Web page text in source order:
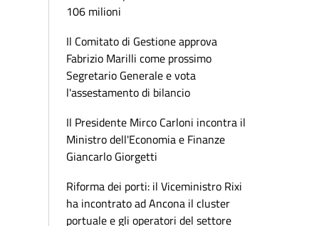
106 milioni
Il Comitato di Gestione approva
Fabrizio Marilli come prossimo
Segretario Generale e vota
l'assestamento di bilancio
Il Presidente Mirco Carloni incontra il
Ministro dell'Economia e Finanze
Giancarlo Giorgetti
Riforma dei porti: il Viceministro Rixi
ha incontrato ad Ancona il cluster
portuale e gli operatori del settore